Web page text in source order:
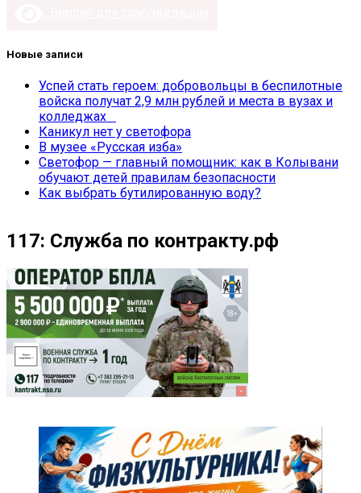
Новые записи
Успей стать героем: добровольцы в беспилотные
войска получат 2,9 млн рублей и места в вузах и
колледжах
Каникул нет у светофора
В музее «Русская изба»
Светофор — главный помощник: как в Колывани
обучают детей правилам безопасности
Как выбрать бутилированную воду?
117: Служба по контракту.рф